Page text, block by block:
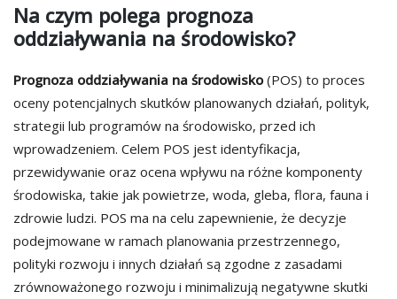
Na czym polega prognoza
oddziaływania na środowisko?
Prognoza oddziaływania na środowisko(POS) to proces
oceny potencjalnych skutków planowanych działań, polityk,
strategii lub programów na środowisko, przed ich
wprowadzeniem. Celem POS jest identyfikacja,
przewidywanie oraz ocena wpływu na różne komponenty
środowiska, takie jak powietrze, woda, gleba, flora, fauna i
zdrowie ludzi. POS ma na celu zapewnienie, że decyzje
podejmowane w ramach planowania przestrzennego,
polityki rozwoju i innych działań są zgodne z zasadami
zrównoważonego rozwoju i minimalizują negatywne skutki